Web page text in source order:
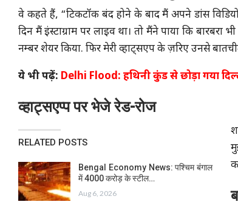
वे कहते हैं, “टिकटॉक बंद होने के बाद मैं अपने डांस
दिन मैं इंस्टाग्राम पर लाइव था। तो मैंने पाया कि
नम्बर शेयर किया. फिर मेरी व्हाट्सएप के ज़रिए उनसे
ये भी पढ़ें: Delhi Flood: हथिनी कुंड से छोड़ा गया
व्हाट्सएप्प पर‌ भेजे रेड-रोज
RELATED POSTS
Bengal Economy News: पश्चिम बंगाल
में 4000 करोड़ के स्टील…
Aug 6, 2026